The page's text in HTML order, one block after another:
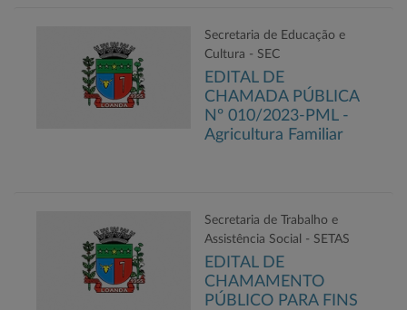
Secretaria de Educação e
Cultura - SEC
EDITAL DE
CHAMADA PÚBLICA
Nº 010/2023-PML -
Agricultura Familiar
Secretaria de Trabalho e
Assistência Social - SETAS
EDITAL DE
CHAMAMENTO
PÚBLICO PARA FINS